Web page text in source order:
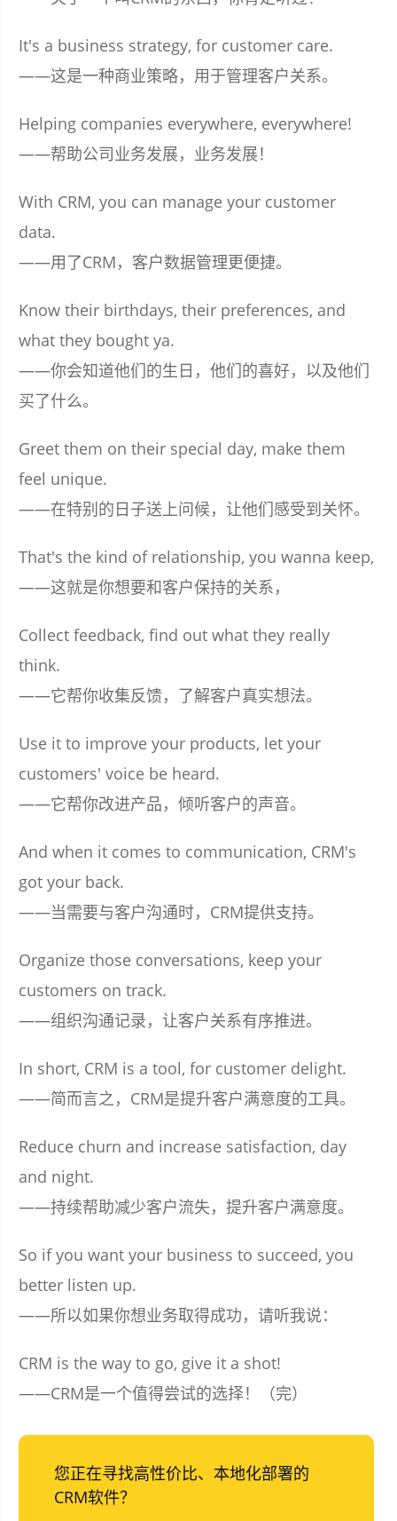
It's a business strategy, for customer care.
——这是一种商业策略，用于管理客户关系。
Helping companies everywhere, everywhere!
——帮助公司业务发展，业务发展！
With CRM, you can manage your customer
data.
——用了CRM，客户数据管理更便捷。
Know their birthdays, their preferences, and
what they bought ya.
——你会知道他们的生日，他们的喜好，以及他们
买了什么。
Greet them on their special day, make them
feel unique.
——在特别的日子送上问候，让他们感受到关怀。
That's the kind of relationship, you wanna keep,
——这就是你想要和客户保持的关系，
Collect feedback, find out what they really
think.
——它帮你收集反馈，了解客户真实想法。
Use it to improve your products, let your
customers' voice be heard.
——它帮你改进产品，倾听客户的声音。
And when it comes to communication, CRM's
got your back.
——当需要与客户沟通时，CRM提供支持。
Organize those conversations, keep your
customers on track.
——组织沟通记录，让客户关系有序推进。
In short, CRM is a tool, for customer delight.
——简而言之，CRM是提升客户满意度的工具。
Reduce churn and increase satisfaction, day
and night.
——持续帮助减少客户流失，提升客户满意度。
So if you want your business to succeed, you
better listen up.
——所以如果你想业务取得成功，请听我说：
CRM is the way to go, give it a shot!
——CRM是一个值得尝试的选择！（完）
您正在寻找高性价比、本地化部署的
CRM软件？